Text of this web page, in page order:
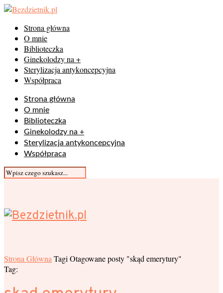
Strona główna
O mnie
Biblioteczka
Ginekolodzy na +
Sterylizacja antykoncepcyjna
Współpraca
Strona główna
O mnie
Biblioteczka
Ginekolodzy na +
Sterylizacja antykoncepcyjna
Współpraca
Strona Główna Tagi Otagowane posty "skąd emerytury"
Tag: